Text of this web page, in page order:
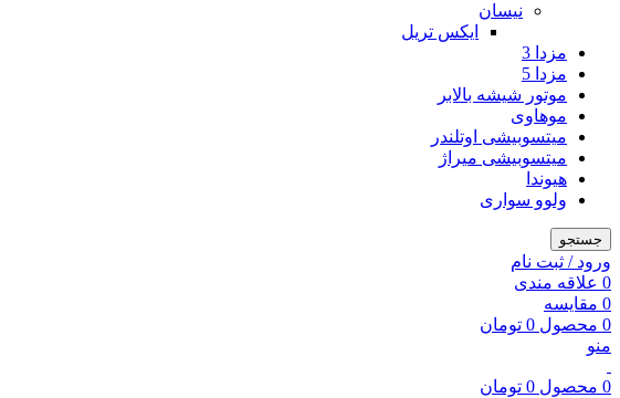
نیسان
ایکس تریل
مزدا 3
مزدا 5
موتور شیشه بالابر
موهاوی
میتسوبیشی اوتلندر
میتسوبیشی میراژ
هیوندا
ولوو سواری
جستجو
ورود / ثبت نام
0 علاقه مندی
0 مقایسه
0 محصول 0 تومان
منو
0 محصول 0 تومان